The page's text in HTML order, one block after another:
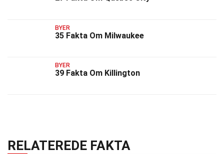
BYER
35 Fakta Om Milwaukee
BYER
39 Fakta Om Killington
RELATEREDE FAKTA